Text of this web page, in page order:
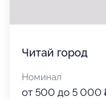
Читай город
Номинал
от 500 до 5 000